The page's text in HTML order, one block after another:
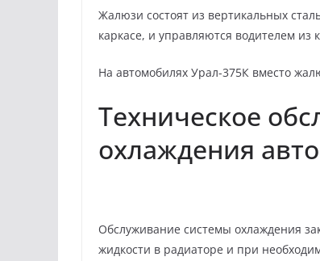
Жалюзи состоят из вертикальных
каркасе, и управляются водителем
На автомобилях Урал-375К вместо
Техническое
охлаждения
Обслуживание системы охлаждения
жидкости в радиаторе и при